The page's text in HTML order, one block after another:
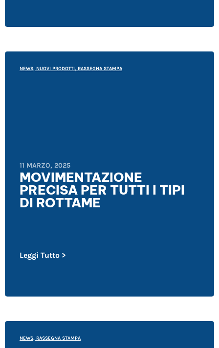
NEWS, NUOVI PRODOTTI, RASSEGNA STAMPA
11 MARZO, 2025
MOVIMENTAZIONE
PRECISA PER TUTTI I TIPI
DI ROTTAME
Leggi Tutto >
NEWS, RASSEGNA STAMPA